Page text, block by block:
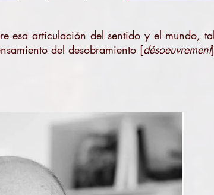
esa articulación del sentido y el mundo,
del desobramiento [désoeuvrement